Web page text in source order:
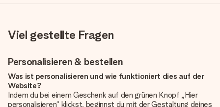
Viel gestellte Fragen
Personalisieren & bestellen
Was ist personalisieren und wie funktioniert dies auf der
Website?
Indem du bei einem Geschenk auf den grünen Knopf „Hier
personalisieren“ klickst, beginnst du mit der Gestaltung deines